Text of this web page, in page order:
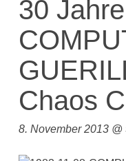
30 Jahre
Chaos
8. November 2013 @